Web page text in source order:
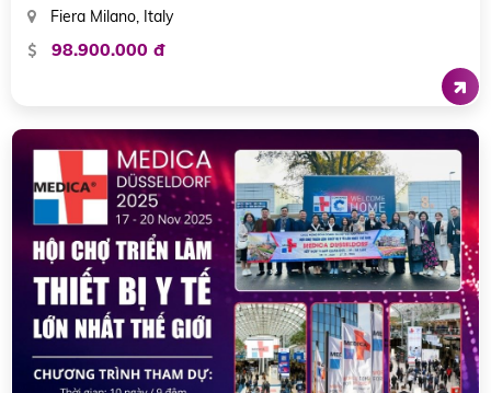
Fiera Milano, Italy
98.900.000 đ